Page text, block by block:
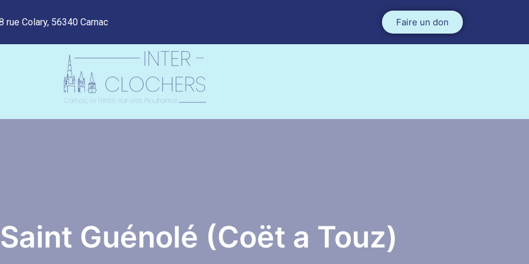
rue Colary, 56340 Carnac Faire un don
Guénolé (Coët a Touz)